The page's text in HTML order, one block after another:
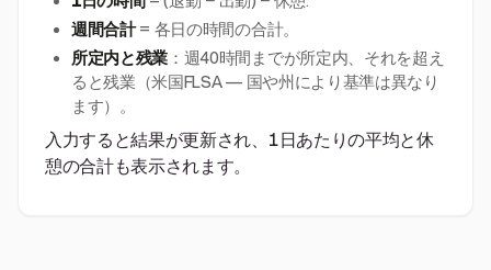
週間合計= 各日の時間の合計。
所定内と残業 ：週40時間までが所定内、それを超え
ると残業（米国FLSA — 国や州により基準は異なり
ます）。
入力すると結果が更新され、1日あたりの平均と休
憩の合計も表示されます。